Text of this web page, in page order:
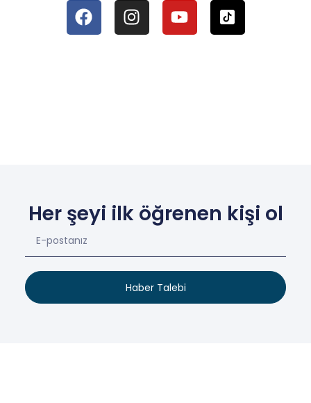
Her şeyi ilk öğrenen kişi ol
Haber Talebi